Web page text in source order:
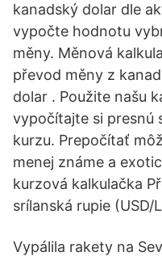
kanadský dolar dle
vypočte hodnotu
měny. Měnová
převod měny z
dolar . Použite našu
vypočítajte si presnú
kurzu. Prepočítať
menej známe a
kurzová kalkulačka
srílanská rupie (USD/
Vypálila rakety na